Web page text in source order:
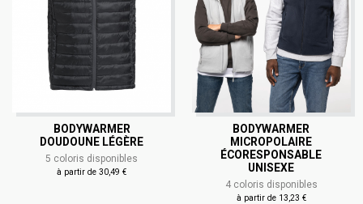
BODYWARMER
DOUDOUNE LÉGÈRE
5 coloris disponibles
à partir de 30,49 €
BODYWARMER
MICROPOLAIRE
ÉCORESPONSABLE
UNISEXE
4 coloris disponibles
à partir de 13,23 €